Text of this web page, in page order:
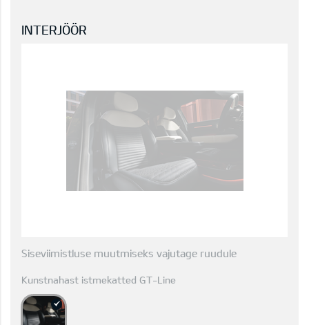
INTERJÖÖR
Siseviimistluse muutmiseks vajutage ruudule
Kunstnahast istmekatted GT-Line